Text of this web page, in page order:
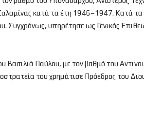
κατά τα έτη 1946–1947. Κατά τα
Συγχρόνως, υπηρέτησε ως Γενικός
Παύλου, με τον βαθμό του
του χρημάτισε Πρόεδρος του